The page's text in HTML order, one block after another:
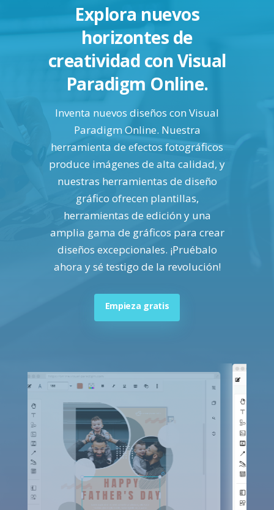
Explora nuevos
horizontes de
creatividad con Visual
Paradigm Online.
Inventa nuevos diseños con Visual
Paradigm Online. Nuestra
herramienta de efectos fotográficos
produce imágenes de alta calidad, y
nuestras herramientas de diseño
gráfico ofrecen plantillas,
herramientas de edición y una
amplia gama de gráficos para crear
diseños excepcionales. ¡Pruébalo
ahora y sé testigo de la revolución!
Empieza gratis